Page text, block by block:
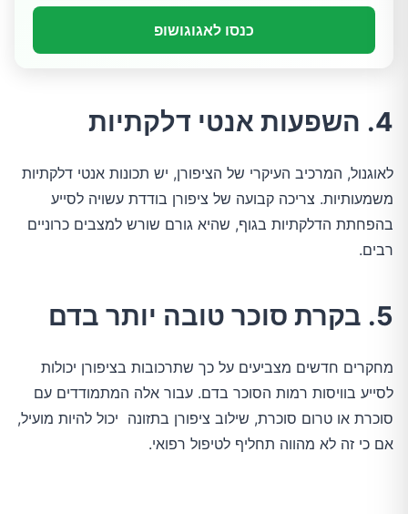
כנסו לאגוגושופ
4. השפעות אנטי דלקתיות
לאוגנול, המרכיב העיקרי של הציפורן, יש תכונות אנטי דלקתיות
משמעותיות. צריכה קבועה של ציפורן בודדת עשויה לסייע
בהפחתת הדלקתיות בגוף, שהיא גורם שורש למצבים כרוניים
רבים.
5. בקרת סוכר טובה יותר בדם
מחקרים חדשים מצביעים על כך שתרכובות בציפורן יכולות
לסייע בוויסות רמות הסוכר בדם. עבור אלה המתמודדים עם
סוכרת או טרום סוכרת, שילוב ציפורן בתזונה יכול להיות מועיל,
אם כי זה לא מהווה תחליף לטיפול רפואי.